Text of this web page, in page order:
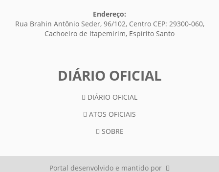
Endereço:
Rua Brahin Antônio Seder, 96/102, Centro CEP: 29300-060,
Cachoeiro de Itapemirim, Espírito Santo
DIÁRIO OFICIAL
DIÁRIO OFICIAL
ATOS OFICIAIS
SOBRE
Portal desenvolvido e mantido por